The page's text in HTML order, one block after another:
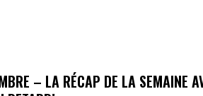
– LA RÉCAP DE LA SEMAINE